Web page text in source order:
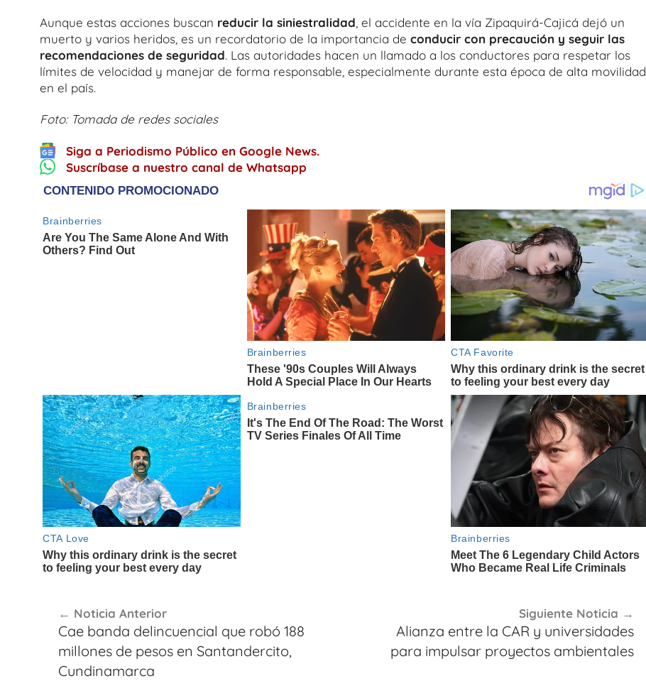
Aunque estas acciones buscan reducir la siniestralidad , el accidente en la vía Zipaquirá-Cajicá dejó un
muerto y varios heridos, es un recordatorio de la importancia de conducir con precaución y seguir las
recomendaciones de seguridad. Las autoridades hacen un llamado a los conductores para respetar los
límites de velocidad y manejar de forma responsable, especialmente durante esta época de alta movilidad
en el país.
Foto: Tomada de redes sociales
Siga a Periodismo Público en Google News.
Suscríbase a nuestro canal de Whatsapp
de
entradas
Noticia Anterior
Cae banda delincuencial que robó 188
millones de pesos en Santandercito,
Cundinamarca
Siguiente Noticia
Alianza entre la CAR y universidades
para impulsar proyectos ambientales